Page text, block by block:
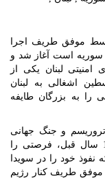
موفق طریف اجرا
سوریه است آغاز شد و
امنیتی لبنان یکی از
اشغالی به لبنان
را به بزرگان طایفه
و جنگ جهانی
به‌سرکردگی واشنگتن علیه این کشور حدود 14 سال قبل، فرصتی را
خود را در سویدا
طریف کنار رژیم